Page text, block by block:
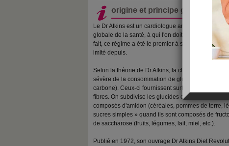
origine et principe général du
Le Dr Atkins est un cardiologue américain,
globale de la santé, à qui l'on doit l’un des plus
fait, ce régime a été le premier à s'attaquer de front
imité depuis.
Selon la théorie de Dr Atkins, la clé de
sévère de la consommation de glucides (parfois
carbone). Ceux-ci fournissent surtout de l'énergie,
fibres. On subdivise les glucides en « sucres
composés d'amidon (céréales, pommes de terre,
sucres simples » quand ils sont composés de
de saccharose (fruits, légumes, lait, miel, etc.).
Publié en 1972, son ouvrage Dr Atkins Diet